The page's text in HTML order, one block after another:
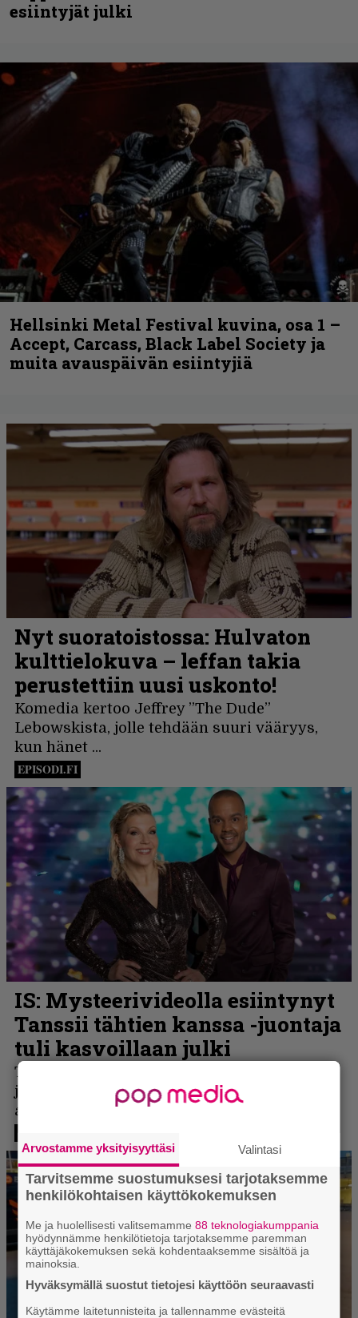
esiintyjät julki
Hellsinki Metal Festival kuvina, osa 1 –
Accept, Carcass, Black Label Society ja
muita avauspäivän esiintyjiä
Arvostamme yksityisyyttäsi Valintasi
Tarvitsemme suostumuksesi tarjotaksemme
henkilökohtaisen käyttökokemuksen
Me ja huolellisesti valitsemamme88 teknologiakumppania
hyödynnämme henkilötietoja tarjotaksemme paremman
käyttäjäkokemuksen sekä kohdentaaksemme sisältöä ja
mainoksia.
Hyväksymällä suostut tietojesi käyttöön seuraavasti
Käytämme laitetunnisteita ja tallennamme evästeitä